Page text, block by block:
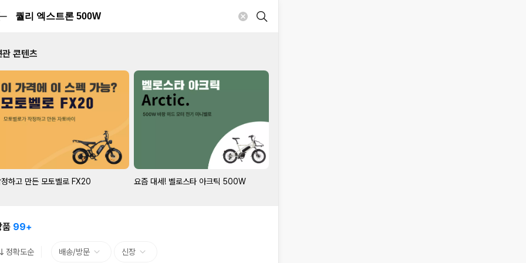
관 콘텐츠
하고 만든 모토벨로 FX20 요즘 대세! 벨로스타 아크틱 500W
품 99+
정확도순 배송/방문 신장